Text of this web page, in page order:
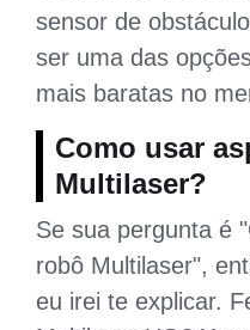
sensor de
ser uma das
mais baratas no
Como usar
Multilaser?
Se sua pergunta é
robô Multilaser",
eu irei te explicar.